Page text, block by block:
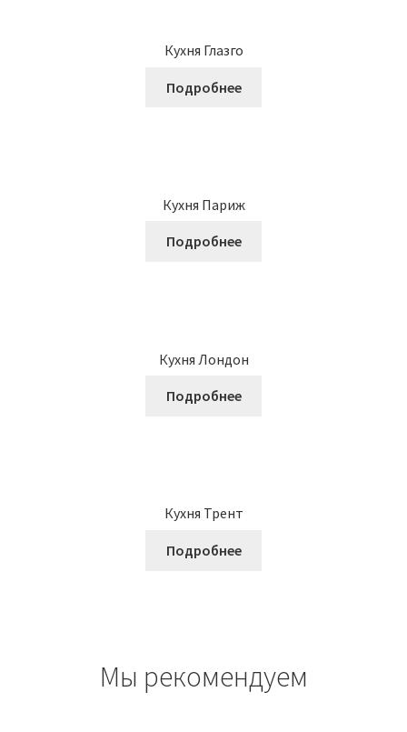
Кухня Глазго
Подробнее
Кухня Париж
Подробнее
Кухня Лондон
Подробнее
Кухня Трент
Подробнее
Мы рекомендуем